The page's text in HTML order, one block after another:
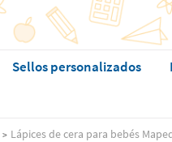
Sellos personalizados
Lápices de cera para bebés